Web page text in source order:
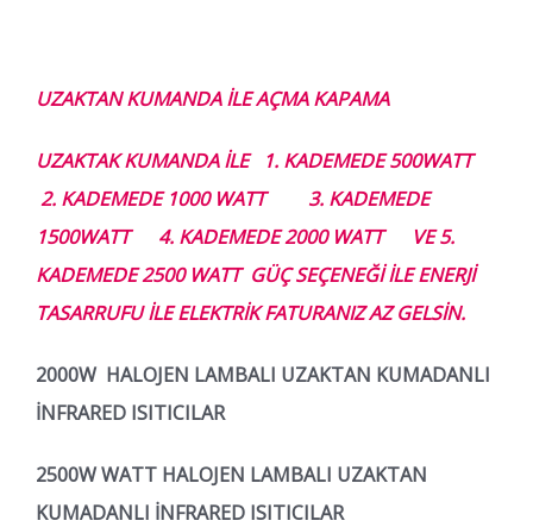
UZAKTAN KUMANDA İLE AÇMA KAPAMA
UZAKTAK KUMANDA İLE 1. KADEMEDE 500WATT
2. KADEMEDE 1000 WATT 3. KADEMEDE
1500WATT 4. KADEMEDE 2000 WATT VE 5.
KADEMEDE 2500 WATT GÜÇ SEÇENEĞİ İLE ENERJİ
TASARRUFU İLE ELEKTRİK FATURANIZ AZ GELSİN.
2000W HALOJEN LAMBALI UZAKTAN KUMADANLI
İNFRARED ISITICILAR
2500W WATT HALOJEN LAMBALI UZAKTAN
KUMADANLI İNFRARED ISITICILAR